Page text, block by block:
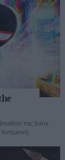
της Sony
αναμονή